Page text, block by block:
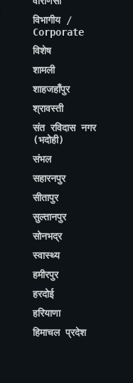
विभागीय /
Corporate
विशेष
शामली
शाहजहाँपुर
श्रावस्ती
संत रविदास नगर
(भदोही)
संभल
सहारनपुर
सीतापुर
सुल्तानपुर
सोनभद्र
स्वास्थ्य
हमीरपुर
हरदोई
हरियाणा
हिमाचल प्रदेश